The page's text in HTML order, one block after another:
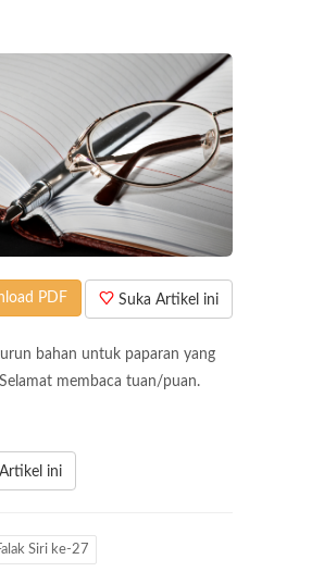
Suka Artikel ini
PDF
bahan untuk paparan yang
membaca tuan/puan.
ini
Siri ke-27